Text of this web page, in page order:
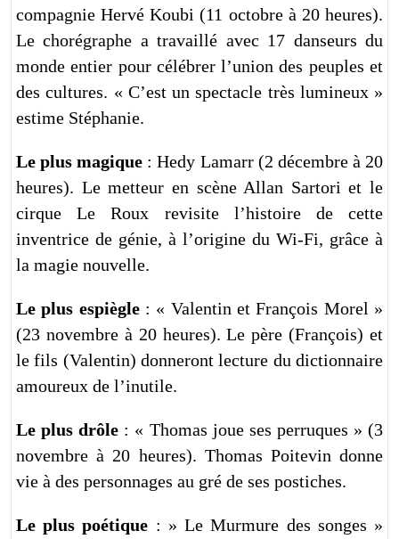
compagnie Hervé Koubi (11 octobre à 20 heures).
Le chorégraphe a travaillé avec 17 danseurs du
monde entier pour célébrer l’union des peuples et
des cultures. « C’est un spectacle très lumineux »
estime Stéphanie.
Le plus magique : Hedy Lamarr (2 décembre à 20
heures). Le metteur en scène Allan Sartori et le
cirque Le Roux revisite l’histoire de cette
inventrice de génie, à l’origine du Wi-Fi, grâce à
la magie nouvelle.
Le plus espiègle: « Valentin et François Morel »
(23 novembre à 20 heures). Le père (François) et
le fils (Valentin) donneront lecture du dictionnaire
amoureux de l’inutile.
Le plus drôle : « Thomas joue ses perruques » (3
novembre à 20 heures). Thomas Poitevin donne
vie à des personnages au gré de ses postiches.
Le plus poétique : » Le Murmure des songes »